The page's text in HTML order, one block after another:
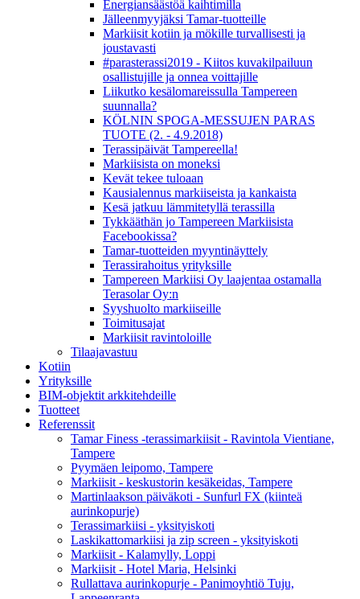
Energiansäästöä kaihtimilla
Jälleenmyyjäksi Tamar-tuotteille
Markiisit kotiin ja mökille turvallisesti ja
joustavasti
#parasterassi2019 - Kiitos kuvakilpailuun
osallistujille ja onnea voittajille
Liikutko kesälomareissulla Tampereen
suunnalla?
KÖLNIN SPOGA-MESSUJEN PARAS
TUOTE (2. - 4.9.2018)
Terassipäivät Tampereella!
Markiisista on moneksi
Kevät tekee tuloaan
Kausialennus markiiseista ja kankaista
Kesä jatkuu lämmitetyllä terassilla
Tykkääthän jo Tampereen Markiisista
Facebookissa?
Tamar-tuotteiden myyntinäyttely
Terassirahoitus yrityksille
Tampereen Markiisi Oy laajentaa ostamalla
Terasolar Oy:n
Syyshuolto markiiseille
Toimitusajat
Markiisit ravintoloille
Tilaajavastuu
Kotiin
Yrityksille
BIM-objektit arkkitehdeille
Tuotteet
Referenssit
Tamar Finess -terassimarkiisit - Ravintola Vientiane,
Tampere
Pyymäen leipomo, Tampere
Markiisit - keskustorin kesäkeidas, Tampere
Martinlaakson päiväkoti - Sunfurl FX (kiinteä
aurinkopurje)
Terassimarkiisi - yksityiskoti
Laskikattomarkiisi ja zip screen - yksityiskoti
Markiisit - Kalamylly, Loppi
Markiisit - Hotel Maria, Helsinki
Rullattava aurinkopurje - Panimoyhtiö Tuju,